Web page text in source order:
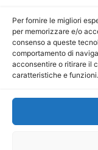
Per fornire le migliori
per memorizzare e/o
consenso a queste
comportamento di
acconsentire o ritirare il
caratteristiche e funzioni.
Direttore
Direttore
Mercurio
iscritta al